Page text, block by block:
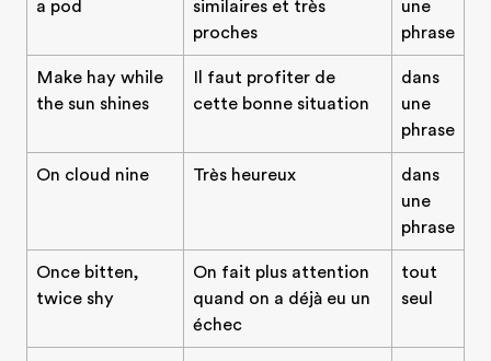
a pod
similaires et très
proches
une
phrase
Make hay while
the sun shines
Il faut profiter de
cette bonne situation
dans
une
phrase
On cloud nine Très heureux
dans
une
phrase
Once bitten,
twice shy
On fait plus attention
quand on a déjà eu un
échec
tout
seul